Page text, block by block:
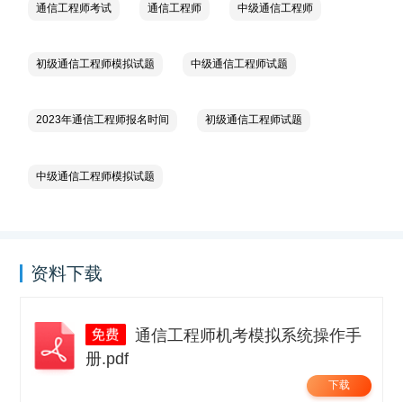
通信工程师考试 通信工程师 中级通信工程师
初级通信工程师模拟试题 中级通信工程师试题
2023年通信工程师报名时间 初级通信工程师试题
中级通信工程师模拟试题
资料下载
通信工程师机考模拟系统操作手
册.pdf
下载